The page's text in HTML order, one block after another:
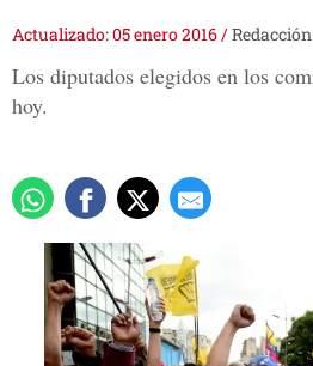
Actualizado: 05 enero 2016/Redacción
Los diputados elegidos en los
hoy.